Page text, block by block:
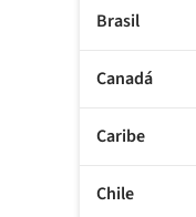
Brasil
Canadá
Caribe
Chile